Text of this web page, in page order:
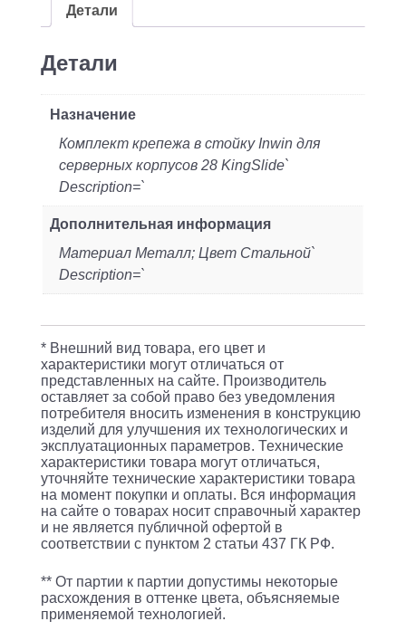
711,ball-
bearing
tool-
Детали
Детали
Назначение
Комплект крепежа в стойку Inwin для
серверных корпусов 28 KingSlide`
Description=`
Дополнительная информация
Материал Металл; Цвет Стальной`
Description=`
* Внешний вид товара, его цвет и
характеристики могут отличаться от
представленных на сайте. Производитель
оставляет за собой право без уведомления
потребителя вносить изменения в конструкцию
изделий для улучшения их технологических и
эксплуатационных параметров. Технические
характеристики товара могут отличаться,
уточняйте технические характеристики товара
на момент покупки и оплаты. Вся информация
на сайте о товарах носит справочный характер
и не является публичной офертой в
соответствии с пунктом 2 статьи 437 ГК РФ.
** От партии к партии допустимы некоторые
расхождения в оттенке цвета, объясняемые
применяемой технологией.